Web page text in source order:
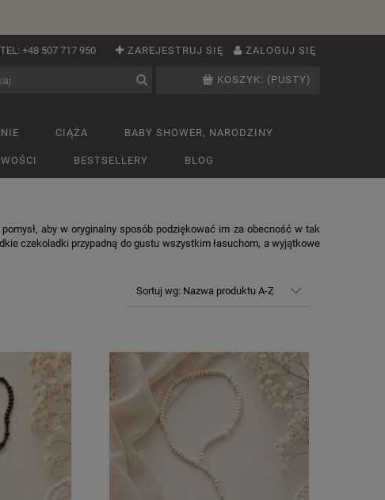
ZAREJESTRUJ SIĘ ZALOGUJ SIĘ
TEL: +48 507 717 950
KOSZYK: (PUSTY)
CIĄŻA BABY SHOWER, NARODZINY
BESTSELLERY BLOG
aby w oryginalny sposób podziękować im za obecność w tak
czekoladki przypadną do gustu wszystkim łasuchom, a wyjątkowe
Sortuj wg: Nazwa produktu A-Z